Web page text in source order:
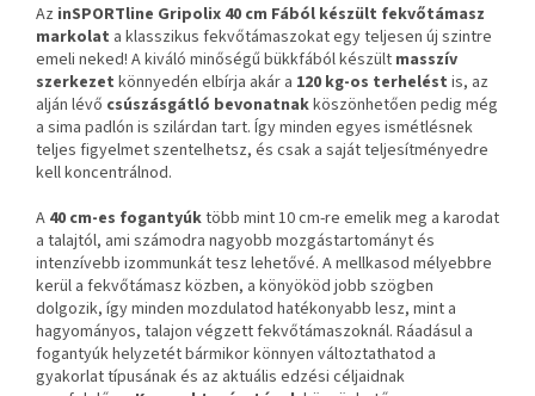
Az inSPORTline Gripolix 40 cm Fából készült fekvőtámasz
markolat a klasszikus fekvőtámaszokat egy teljesen új szintre
emeli neked! A kiváló minőségű bükkfából készült masszív
szerkezet könnyedén elbírja akár a 120 kg-os terhelést is, az
alján lévő csúszásgátló bevonatnakköszönhetően pedig még
a sima padlón is szilárdan tart. Így minden egyes ismétlésnek
teljes figyelmet szentelhetsz, és csak a saját teljesítményedre
kell koncentrálnod.
A 40 cm-es fogantyúktöbb mint 10 cm-re emelik meg a karodat
a talajtól, ami számodra nagyobb mozgástartományt és
intenzívebb izommunkát tesz lehetővé. A mellkasod mélyebbre
kerül a fekvőtámasz közben, a könyököd jobb szögben
dolgozik, így minden mozdulatod hatékonyabb lesz, mint a
hagyományos, talajon végzett fekvőtámaszoknál. Ráadásul a
fogantyúk helyzetét bármikor könnyen változtathatod a
gyakorlat típusának és az aktuális edzési céljaidnak